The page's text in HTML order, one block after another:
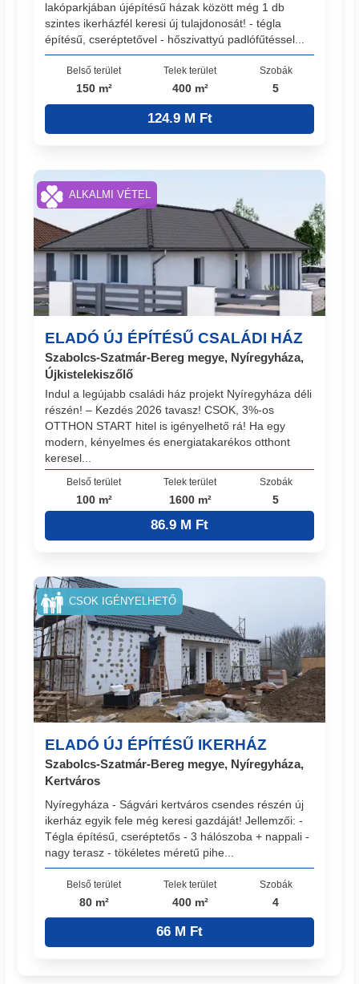
lakóparkjában újépítésű házak között még 1 db
szintes ikerházfél keresi új tulajdonosát! - tégla
építésű, cseréptetővel - hőszivattyú padlófűtéssel...
Belső terület
150 m²
Telek terület
400 m²
Szobák
5
124.9 M Ft
ELADÓ ÚJ ÉPÍTÉSŰ CSALÁDI HÁZ
Szabolcs-Szatmár-Bereg megye, Nyíregyháza,
Újkistelekiszőlő
Indul a legújabb családi ház projekt Nyíregyháza déli
részén! – Kezdés 2026 tavasz! CSOK, 3%-os
OTTHON START hitel is igényelhető rá! Ha egy
modern, kényelmes és energiatakarékos otthont
keresel...
Belső terület
100 m²
Telek terület
1600 m²
Szobák
5
86.9 M Ft
ALKALMI VÉTEL
ELADÓ ÚJ ÉPÍTÉSŰ IKERHÁZ
Szabolcs-Szatmár-Bereg megye, Nyíregyháza,
Kertváros
Nyíregyháza - Ságvári kertváros csendes részén új
ikerház egyik fele még keresi gazdáját! Jellemzői: -
Tégla építésű, cseréptetős - 3 hálószoba + nappali -
nagy terasz - tökéletes méretű pihe...
Belső terület
80 m²
Telek terület
400 m²
Szobák
4
66 M Ft
CSOK IGÉNYELHETŐ